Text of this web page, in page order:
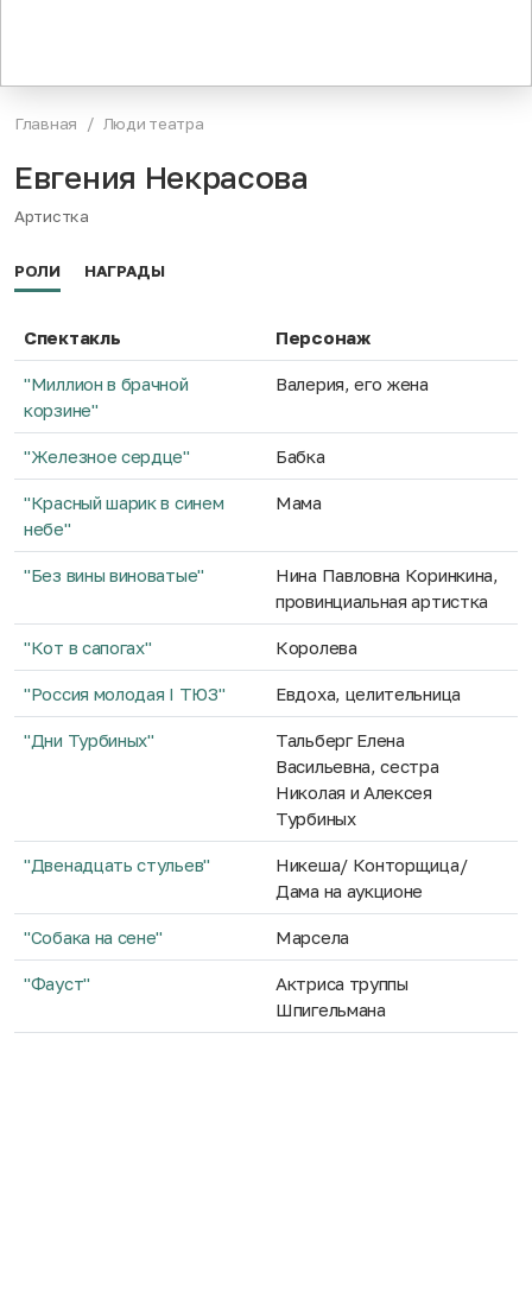
Главная Люди театра
Евгения Некрасова
Артистка
РОЛИ НАГРАДЫ
Спектакль Персонаж
"Миллион в брачной
корзине"
Валерия, его жена
"Железное сердце" Бабка
"Красный шарик в синем
небе"
Мама
"Без вины виноватые"
Нина Павловна Коринкина,
провинциальная артистка
"Кот в сапогах" Королева
"Россия молодая I ТЮЗ" Евдоха, целительница
"Дни Турбиных"
Тальберг Елена
Васильевна, сестра
Николая и Алексея
Турбиных
"Двенадцать стульев"
Никеша/ Конторщица/
Дама на аукционе
"Собака на сене" Марсела
"Фауст"
Актриса труппы
Шпигельмана